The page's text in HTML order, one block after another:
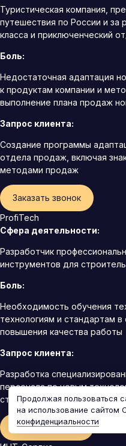
Туристическая компания,
путешествия по России и за
класса и приключенческий
Боль:
Недостаточная адаптация
к продуктам компании и
выполнение плана продаж
Запрос клиента:
Создание программы
отдела продаж, включая
методами продаж
Заказать звонок
ProfiTech
Сфера деятельности:
Разработчик
инструментов для
Боль:
Необходимость обучения
технологиям и стандартам
повышения качества работы
Запрос клиента:
Разработка
персонала по новым
строительства и ремонта
Заказать звонок
Продолжая пользоваться
на использование сайтом
конфиденциальности